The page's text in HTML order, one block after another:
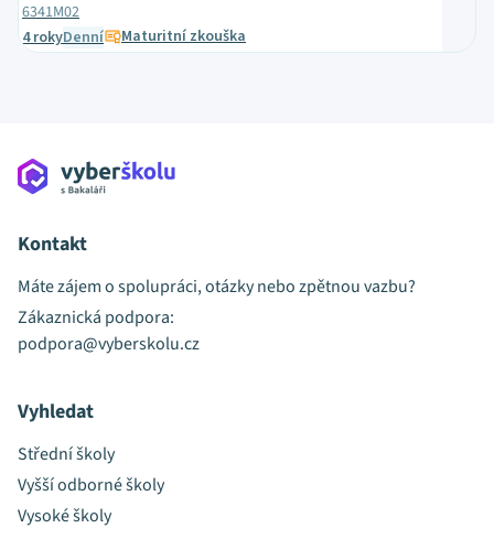
6341M02
4 rokyDenní Maturitní zkouška
Kontakt
Máte zájem o spolupráci, otázky nebo zpětnou vazbu?
Zákaznická podpora:
podpora@vyberskolu.cz
Vyhledat
Střední školy
Vyšší odborné školy
Vysoké školy